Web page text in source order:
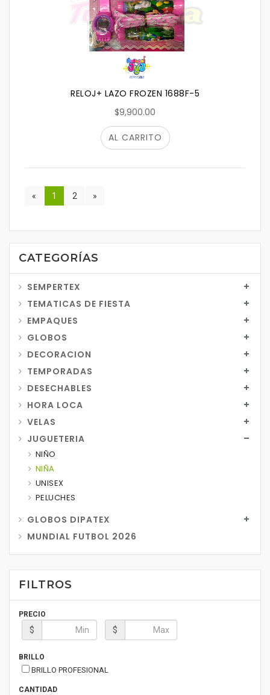
RELOJ+ LAZO FROZEN 1688F-5
$9,900.00
AL CARRITO
« 1 2 »
CATEGORÍAS
SEMPERTEX
TEMATICAS DE FIESTA
EMPAQUES
GLOBOS
DECORACION
TEMPORADAS
DESECHABLES
HORA LOCA
VELAS
JUGUETERIA
NIÑO
NIÑA
UNISEX
PELUCHES
GLOBOS DIPATEX
MUNDIAL FUTBOL 2026
FILTROS
PRECIO
$ $
BRILLO
BRILLO PROFESIONAL
CANTIDAD